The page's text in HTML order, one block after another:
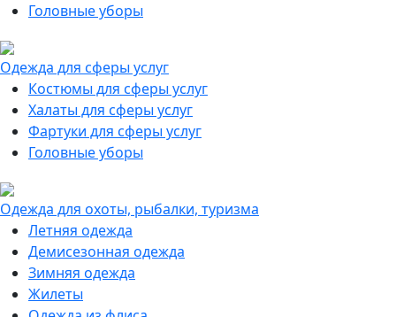
Головные уборы
Одежда для сферы услуг
Костюмы для сферы услуг
Халаты для сферы услуг
Фартуки для сферы услуг
Головные уборы
Одежда для охоты, рыбалки, туризма
Летняя одежда
Демисезонная одежда
Зимняя одежда
Жилеты